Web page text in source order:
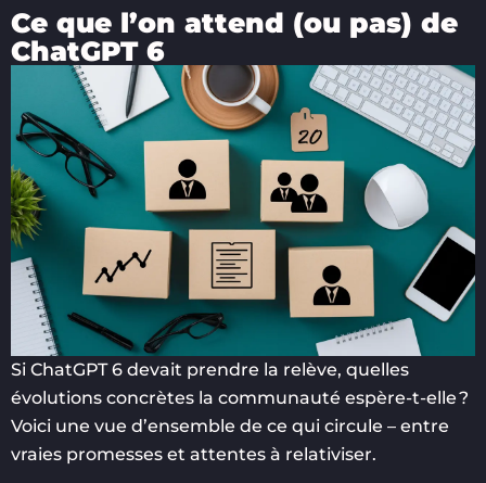
Ce que l’on attend (ou pas) de
ChatGPT 6
Si ChatGPT 6 devait prendre la relève, quelles
évolutions concrètes la communauté espère-t-elle ?
Voici une vue d’ensemble de ce qui circule – entre
vraies promesses et attentes à relativiser.